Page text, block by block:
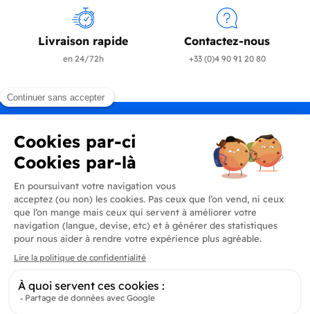
Livraison rapide
en 24/72h
Contactez-nous
+33 (0)4 90 91 20 80
Produits